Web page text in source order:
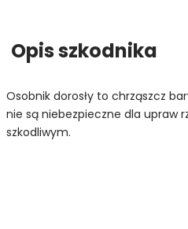
Opis szkodnika
Osobnik dorosły to chrząszcz
nie są niebezpieczne dla upraw
szkodliwym.